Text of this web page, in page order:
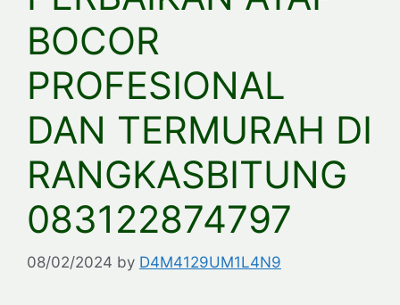
BOCOR
PROFESIONAL
DAN TERMURAH DI
RANGKASBITUNG
083122874797
08/02/2024 by D4M4129UM1L4N9